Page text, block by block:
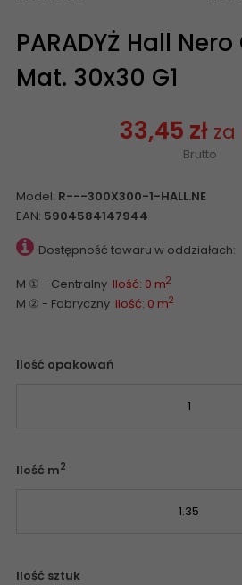
PARADYŻ Hall Nero
Mat. 30x30 G1
33,45 zł za
Brutto
Model: R---300X300-1-HALL.NE
EAN: 5904584147944
Dostępność towaru w oddziałach:
M ① - Centralny Ilość: 0 m2
M ② - Fabryczny Ilość: 0 m2
Ilość opakowań
Ilość m2
Ilość sztuk